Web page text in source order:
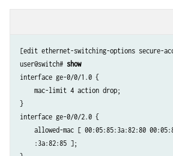
[edit ethernet-switching-options secure-
user@switch# show
interface ge-0/0/1.0 {
    mac-limit 4 action drop;
}
interface ge-0/0/2.0 {
allowed-mac [ 00:05:85:3a:82:80
    :3a:82:85 ];